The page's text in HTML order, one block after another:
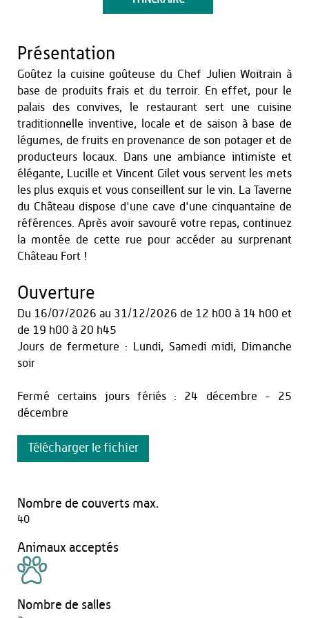
Présentation
Goûtez la cuisine goûteuse du Chef Julien Woitrain à
base de produits frais et du terroir. En effet, pour le
palais des convives, le restaurant sert une cuisine
traditionnelle inventive, locale et de saison à base de
légumes, de fruits en provenance de son potager et de
producteurs locaux. Dans une ambiance intimiste et
élégante, Lucille et Vincent Gilet vous servent les mets
les plus exquis et vous conseillent sur le vin. La Taverne
du Château dispose d'une cave d'une cinquantaine de
références. Après avoir savouré votre repas, continuez
la montée de cette rue pour accéder au surprenant
Château Fort !
Ouverture
Du 16/07/2026 au 31/12/2026 de 12 h00 à 14 h00 et
de 19 h00 à 20 h45
Jours de fermeture : Lundi, Samedi midi, Dimanche
soir
Fermé certains jours fériés : 24 décembre - 25
décembre
Télécharger le fichier
Nombre de couverts max.
40
Animaux acceptés
Nombre de salles